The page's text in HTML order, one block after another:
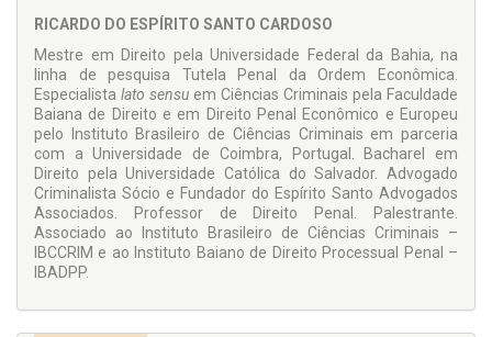
dogmáticos que demonstram a inexistência de colaboração
delitiva com o fato praticado por terceiro.
RICARDO DO ESPÍRITO SANTO CARDOSO
Mestre em Direito pela Universidade Federal da Bahia, na
linha de pesquisa Tutela Penal da Ordem Econômica.
Especialista lato sensu em Ciências Criminais pela Faculdade
Baiana de Direito e em Direito Penal Econômico e Europeu
pelo Instituto Brasileiro de Ciências Criminais em parceria
com a Universidade de Coimbra, Portugal. Bacharel em
Direito pela Universidade Católica do Salvador. Advogado
Criminalista Sócio e Fundador do Espírito Santo Advogados
Associados. Professor de Direito Penal. Palestrante.
Associado ao Instituto Brasileiro de Ciências Criminais –
IBCCRIM e ao Instituto Baiano de Direito Processual Penal –
IBADPP.